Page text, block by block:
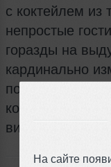
На сайте
с коктейлем из
непростые
горазды на
кардинально
посредством
конструкций и
видели, то